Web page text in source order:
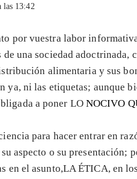
las 13:42
por vuestra labor
una sociedad adoctrinada,
alimentaria y sus
ya, ni las etiquetas; aunque
a poner LO NOCIVO
para hacer entrar en
aspecto o su presentación;
en el asunto,LA ÉTICA, en